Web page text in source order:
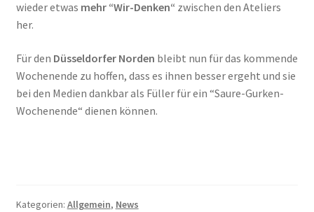
wieder etwas mehr “Wir-Denken“ zwischen den Ateliers
her.
Für den Düsseldorfer Norden bleibt nun für das kommende
Wochenende zu hoffen, dass es ihnen besser ergeht und sie
bei den Medien dankbar als Füller für ein “Saure-Gurken-
Wochenende“ dienen können.
Kategorien: Allgemein, News